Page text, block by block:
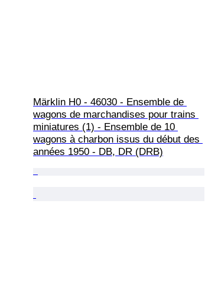
Märklin H0 - 46030 - Ensemble de
wagons de marchandises pour trains
miniatures (1) - Ensemble de 10
wagons à charbon issus du début des
années 1950 - DB, DR (DRB)